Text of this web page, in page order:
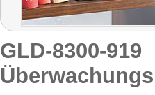
GLD-8300-919